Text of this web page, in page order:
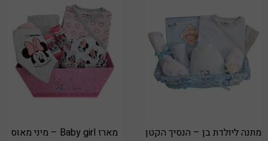
מתנה ליולדת בן – הנסיך הקטן מארז Baby girl – מיני מאוס